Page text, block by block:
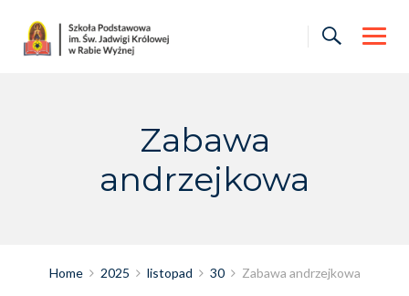
content
Zabawa
andrzejkowa
Home 2025 listopad 30 Zabawa andrzejkowa